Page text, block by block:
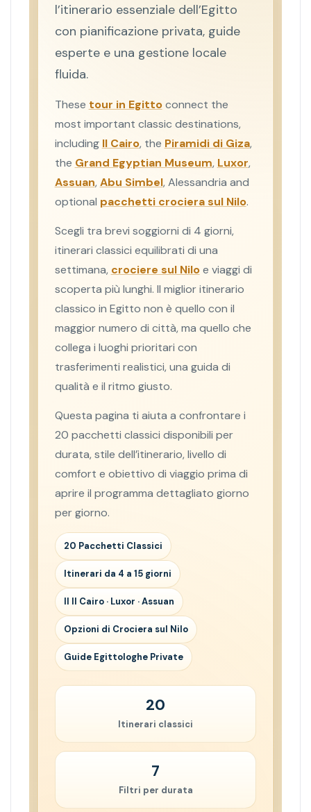
l’itinerario essenziale dell’Egitto
con pianificazione privata, guide
esperte e una gestione locale
fluida.
These tour in Egittoconnect the
most important classic destinations,
including Il Cairo, the Piramidi di Giza,
the Grand Egyptian Museum, Luxor,
Assuan, Abu Simbel, Alessandria and
optional pacchetti crociera sul Nilo.
Scegli tra brevi soggiorni di 4 giorni,
itinerari classici equilibrati di una
settimana, crociere sul Niloe viaggi di
scoperta più lunghi. Il miglior itinerario
classico in Egitto non è quello con il
maggior numero di città, ma quello che
collega i luoghi prioritari con
trasferimenti realistici, una guida di
qualità e il ritmo giusto.
Questa pagina ti aiuta a confrontare i
20 pacchetti classici disponibili per
durata, stile dell’itinerario, livello di
comfort e obiettivo di viaggio prima di
aprire il programma dettagliato giorno
per giorno.
20 Pacchetti Classici
Itinerari da 4 a 15 giorni
Il Il Cairo · Luxor · Assuan
Opzioni di Crociera sul Nilo
Guide Egittologhe Private
20
Itinerari classici
7
Filtri per durata